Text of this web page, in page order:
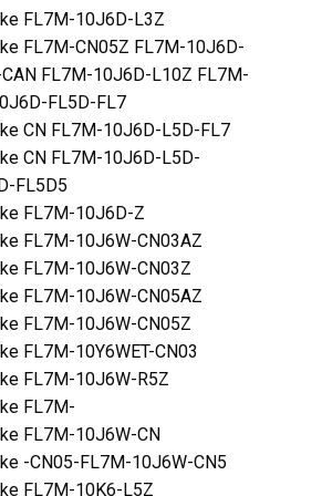
FL7M-10J6D-L3Z
FL7M-CN05Z FL7M-10J6D-
FL7M-10J6D-L10Z FL7M-
FL5D-FL7
CN FL7M-10J6D-L5D-FL7
CN FL7M-10J6D-L5D-
FL5D5
FL7M-10J6D-Z
FL7M-10J6W-CN03AZ
FL7M-10J6W-CN03Z
FL7M-10J6W-CN05AZ
FL7M-10J6W-CN05Z
FL7M-10Y6WET-CN03
FL7M-10J6W-R5Z
FL7M-
FL7M-10J6W-CN
-CN05-FL7M-10J6W-CN5
FL7M-10K6-L5Z